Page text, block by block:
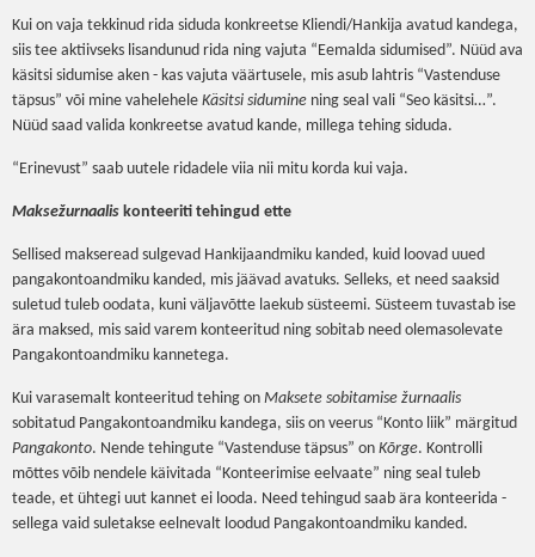
Kui on vaja tekkinud rida siduda konkreetse Kliendi/Hankija avatud kandega,
siis tee aktiivseks lisandunud rida ning vajuta “Eemalda sidumised”. Nüüd ava
käsitsi sidumise aken - kas vajuta väärtusele, mis asub lahtris “Vastenduse
täpsus” või mine vahelehele Käsitsi sidumine ning seal vali “Seo käsitsi…”.
Nüüd saad valida konkreetse avatud kande, millega tehing siduda.
“Erinevust” saab uutele ridadele viia nii mitu korda kui vaja.
Maksežurnaalis konteeriti tehingud ette
Sellised makseread sulgevad Hankijaandmiku kanded, kuid loovad uued
pangakontoandmiku kanded, mis jäävad avatuks. Selleks, et need saaksid
suletud tuleb oodata, kuni väljavõtte laekub süsteemi. Süsteem tuvastab ise
ära maksed, mis said varem konteeritud ning sobitab need olemasolevate
Pangakontoandmiku kannetega.
Kui varasemalt konteeritud tehing on Maksete sobitamise žurnaalis
sobitatud Pangakontoandmiku kandega, siis on veerus “Konto liik” märgitud
Pangakonto. Nende tehingute “Vastenduse täpsus” on Kõrge. Kontrolli
mõttes võib nendele käivitada “Konteerimise eelvaate” ning seal tuleb
teade, et ühtegi uut kannet ei looda. Need tehingud saab ära konteerida -
sellega vaid suletakse eelnevalt loodud Pangakontoandmiku kanded.